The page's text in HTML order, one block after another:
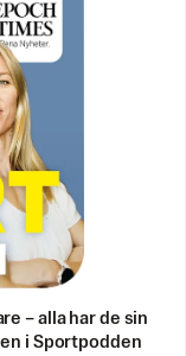
– alla har de sin
i Sportpodden